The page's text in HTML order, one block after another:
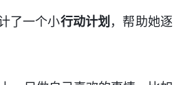
了一个小行动计划，帮助她逐